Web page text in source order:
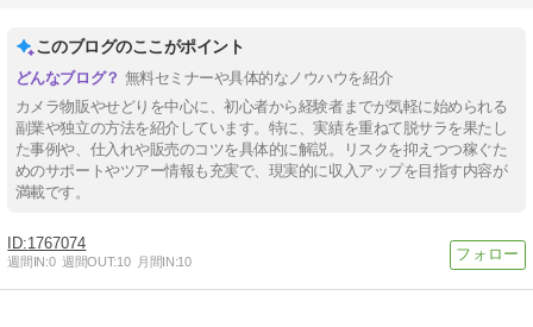
このブログのここがポイント
無料セミナーや具体的なノウハウを紹介
カメラ物販やせどりを中心に、初心者から経験者までが気軽に始められる
副業や独立の方法を紹介しています。特に、実績を重ねて脱サラを果たし
た事例や、仕入れや販売のコツを具体的に解説。リスクを抑えつつ稼ぐた
めのサポートやツアー情報も充実で、現実的に収入アップを目指す内容が
満載です。
1767074
週間IN:0 週間OUT:10 月間IN:10